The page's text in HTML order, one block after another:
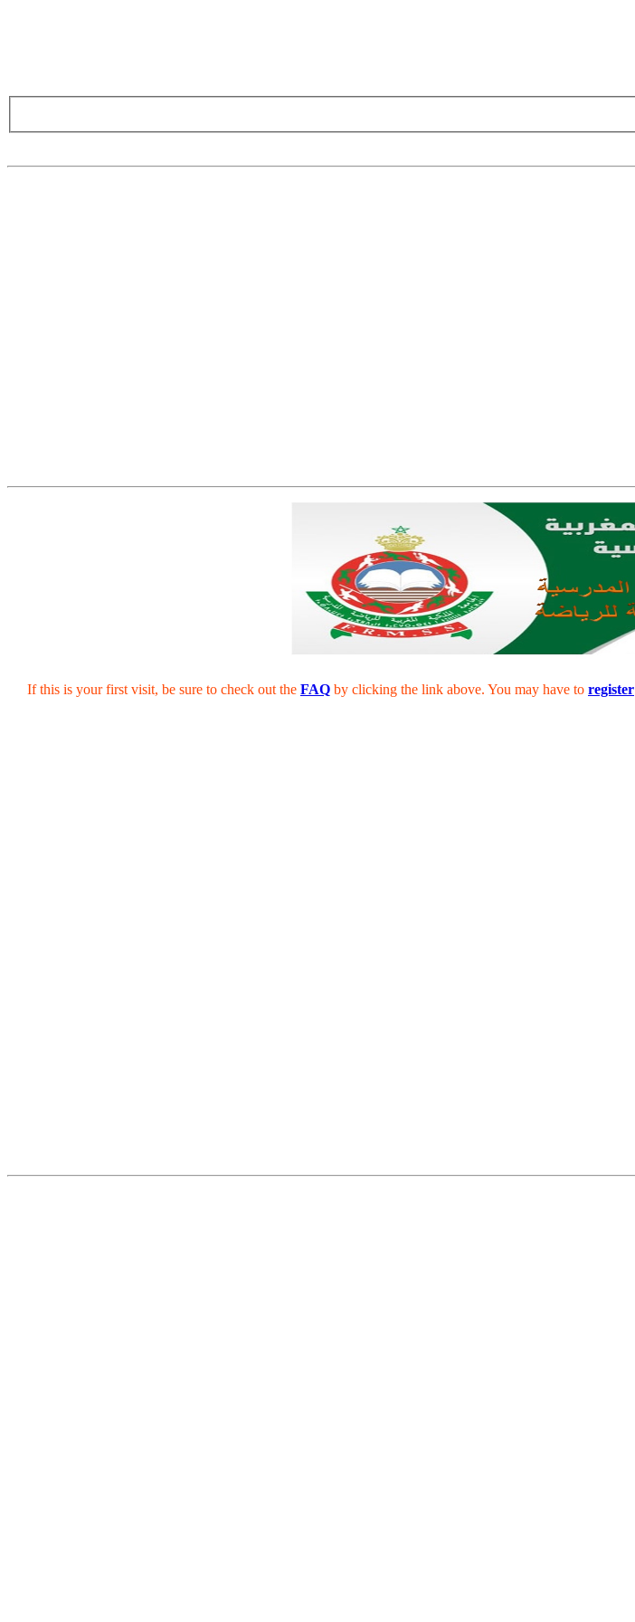
If this is your first visit, be sure to check out the FAQ by clicking the link above. You may have to register